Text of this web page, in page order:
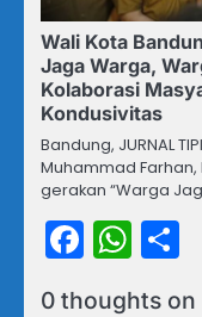
Wali Kota
Jaga Warga,
Kolaborasi
Kondusivitas
Bandung, JURNAL
Muhammad
gerakan “Warga
0 thoughts on